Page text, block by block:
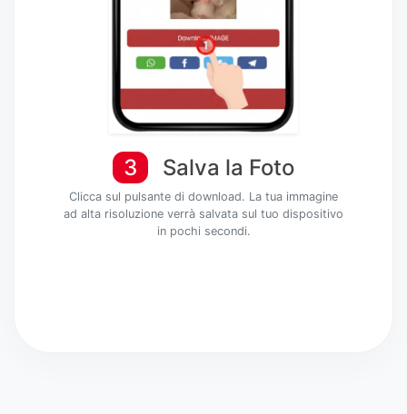
3 Salva la Foto
Clicca sul pulsante di download. La tua immagine
ad alta risoluzione verrà salvata sul tuo dispositivo
in pochi secondi.